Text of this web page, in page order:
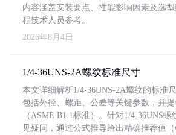
内容涵盖安装要点、性能影响因素及选
程技术人员参考。
2026年8月4日
1/4-36UNS-2A螺纹标准尺寸
本文详细解析1/4-36UNS-2A螺纹的标准
包括外径、螺距、公差等关键参数，并
（ASME B1.1标准）。针对1/4-36UNS螺
见疑问，通过公式推导给出精确推荐值